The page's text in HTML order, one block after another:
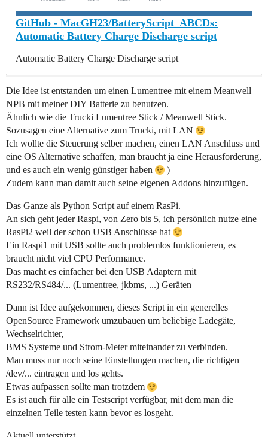
GitHub - MacGH23/BatteryScript_ABCDs:
Automatic Battery Charge Discharge script
Automatic Battery Charge Discharge script
Die Idee ist entstanden um einen Lumentree mit einem Meanwell
NPB mit meiner DIY Batterie zu benutzen.
Ähnlich wie die Trucki Lumentree Stick / Meanwell Stick.
Sozusagen eine Alternative zum Trucki, mit LAN
Ich wollte die Steuerung selber machen, einen LAN Anschluss und
eine OS Alternative schaffen, man braucht ja eine Herausforderung,
und es auch ein wenig günstiger haben
)
Zudem kann man damit auch seine eigenen Addons hinzufügen.
Das Ganze als Python Script auf einem RasPi.
An sich geht jeder Raspi, von Zero bis 5, ich persönlich nutze eine
RasPi2 weil der schon USB Anschlüsse hat
Ein Raspi1 mit USB sollte auch problemlos funktionieren, es
braucht nicht viel CPU Performance.
Das macht es einfacher bei den USB Adaptern mit
RS232/RS484/... (Lumentree, jkbms, ...) Geräten
Dann ist Idee aufgekommen, dieses Script in ein generelles
OpenSource Framework umzubauen um beliebige Ladegäte,
Wechselrichter,
BMS Systeme und Strom-Meter miteinander zu verbinden.
Man muss nur noch seine Einstellungen machen, die richtigen
/dev/... eintragen und los gehts.
Etwas aufpassen sollte man trotzdem
Es ist auch für alle ein Testscript verfügbar, mit dem man die
einzelnen Teile testen kann bevor es losgeht.